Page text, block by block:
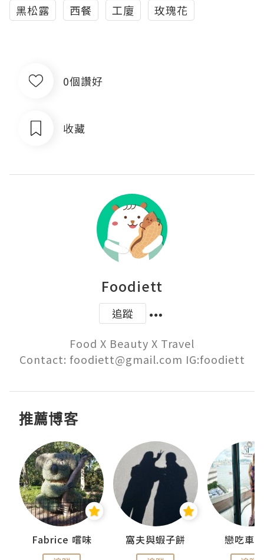
黑松露
西餐 工廈 玫瑰花
0個讚好
收藏
Foodiett
追蹤
Food X Beauty X Travel
Contact: foodiett@gmail.com IG:foodiett
推薦博客
Fabrice 嚐味 窩夫與蝦子餅 戀吃車